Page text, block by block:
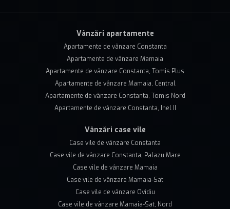
Vânzări apartamente
Apartamente de vânzare Constanta
Apartamente de vânzare Mamaia
Apartamente de vânzare Constanta, Tomis Plus
Apartamente de vânzare Mamaia, Central
Apartamente de vânzare Constanta, Tomis Nord
Apartamente de vânzare Constanta, Inel II
Vânzări case vile
Case vile de vânzare Constanta
Case vile de vânzare Constanta, Palazu Mare
Case vile de vânzare Mamaia
Case vile de vânzare Mamaia-Sat
Case vile de vânzare Ovidiu
Case vile de vânzare Mamaia-Sat, Nord